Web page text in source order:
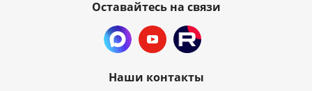
Оставайтесь на связи
Наши контакты